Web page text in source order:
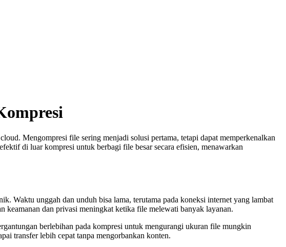
Mengompresi file sering menjadi solusi pertama, tetapi dapat memperkenalkan
di luar kompresi untuk berbagi file besar secara efisien, menawarkan
Waktu unggah dan unduh bisa lama, terutama pada koneksi internet yang lambat
keamanan dan privasi meningkat ketika file melewati banyak layanan.
berlebihan pada kompresi untuk mengurangi ukuran file mungkin
transfer lebih cepat tanpa mengorbankan konten.